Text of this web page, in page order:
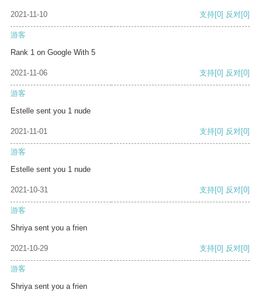
2021-11-10 支持[0] 反对[0]
游客
Rank 1 on Google With 5
2021-11-06 支持[0] 反对[0]
游客
Estelle sent you 1 nude
2021-11-01 支持[0] 反对[0]
游客
Estelle sent you 1 nude
2021-10-31 支持[0] 反对[0]
游客
Shriya sent you a frien
2021-10-29 支持[0] 反对[0]
游客
Shriya sent you a frien